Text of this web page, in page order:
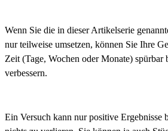
Wenn Sie die in dieser Artikelserie
nur teilweise umsetzen, können Sie Ihre
Zeit (Tage, Wochen oder Monate) spürbar
verbessern.
Ein Versuch kann nur positive Ergebnisse